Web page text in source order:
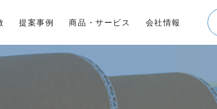
提案事例 商品・サービス 会社情報